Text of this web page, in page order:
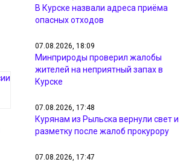
В Курске назвали адреса приёма
опасных отходов
07.08.2026, 18:09
Минприроды проверил жалобы
жителей на неприятный запах в
Курске
07.08.2026, 17:48
Курянам из Рыльска вернули свет и
разметку после жалоб прокурору
07.08.2026, 17:47